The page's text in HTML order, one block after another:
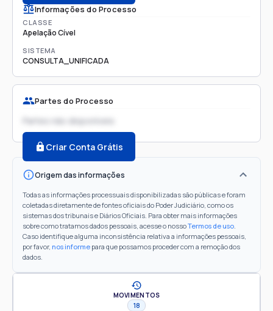
Informações do Processo
CLASSE
Apelação Cível
SISTEMA
CONSULTA_UNIFICADA
Partes do Processo
Partes não disponíveis
Criar Conta Grátis
Origem das informações
Todas as informações processuais disponibilizadas são públicas e foram
coletadas diretamente de fontes oficiais do Poder Judiciário, como os
sistemas dos tribunais e Diários Oficiais. Para obter mais informações
sobre como tratamos dados pessoais, acesse o nossoTermos de uso.
Caso identifique alguma inconsistência relativa a informações pessoais,
por favor, nos informe para que possamos proceder com a remoção dos
dados.
MOVIMENTOS
18